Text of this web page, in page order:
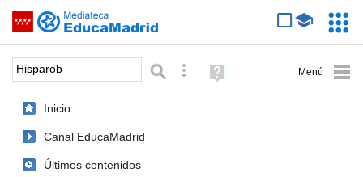
Saltar navegación
Palabra o frase: Búsqueda avanzada
Ayuda
(en
Inicio
Canal EducaMadrid
Últimos contenidos